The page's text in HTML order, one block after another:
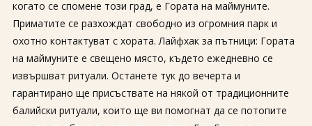
когато се спомене този град, е Гората на маймуните.
Приматите се разхождат свободно из огромния парк и
охотно контактуват с хората. Лайфхак за пътници: Гората
на маймуните е свещено място, където ежедневно се
извършват ритуали. Останете тук до вечерта и
гарантирано ще присъствате на някой от традиционните
балийски ритуали, които ще ви помогнат да се потопите